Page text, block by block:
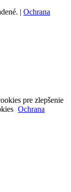
| Ochrana
pre zlepšenie
Ochrana